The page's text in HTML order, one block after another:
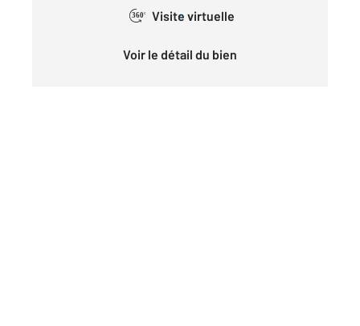
360° Visite virtuelle
Voir le détail du bien